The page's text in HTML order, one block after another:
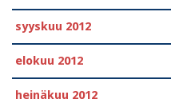
syyskuu 2012
elokuu 2012
heinäkuu 2012